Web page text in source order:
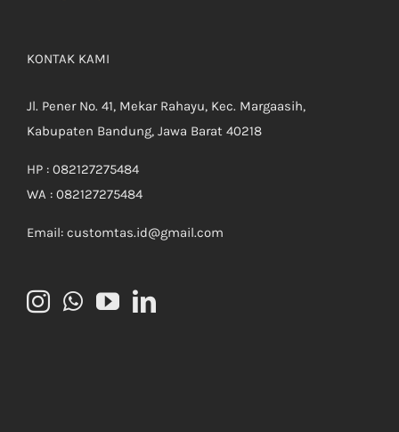
KONTAK KAMI
Jl. Pener No. 41, Mekar Rahayu, Kec. Margaasih,
Kabupaten Bandung, Jawa Barat 40218
HP : 082127275484
WA : 082127275484
Email: customtas.id@gmail.com